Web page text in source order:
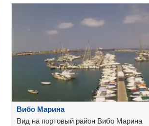
Вибо Марина
Вид на портовый район Вибо Марина